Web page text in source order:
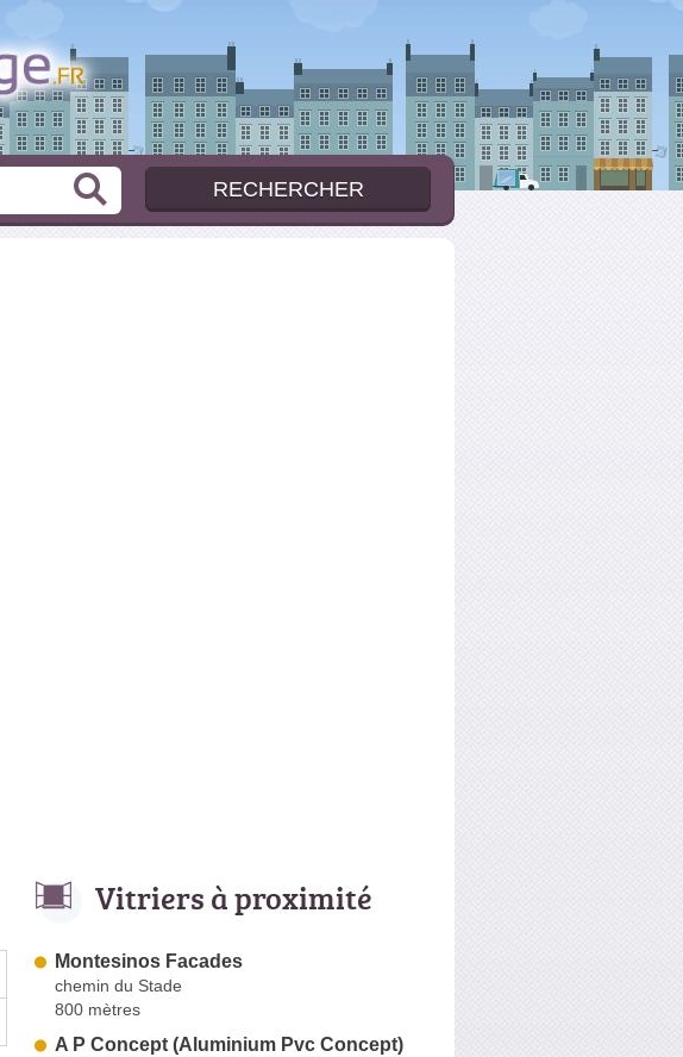
Vitriers à proximité
Montesinos Facades
chemin du Stade
800 mètres
A P Concept (Aluminium Pvc Concept)